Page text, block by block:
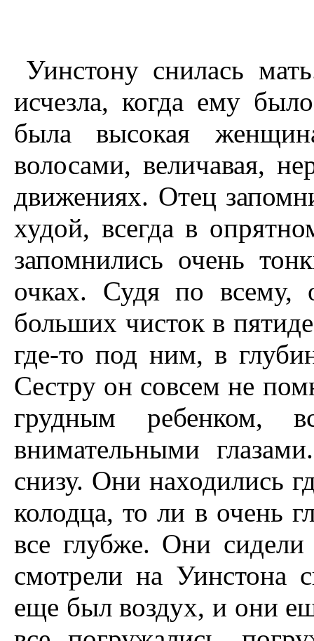
Уинстону снилась
исчезла, когда ему
была высокая
волосами, величавая,
движениях. Отец
худой, всегда в
запомнились очень
очках. Судя по всему,
больших чисток в
где-то под ним, в
Сестру он совсем не
грудным ребенком,
внимательными
снизу. Они находились
колодца, то ли в очень
все глубже. Они
смотрели на Уинстона
еще был воздух, и они